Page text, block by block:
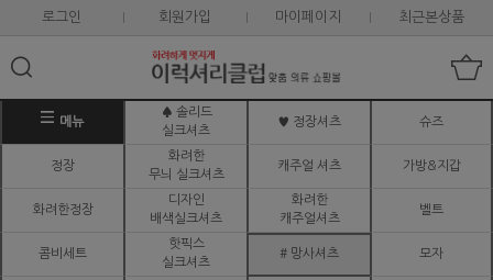
로그인 회원가입 마이페이지 최근본상품
메뉴
♠ 솔리드
실크셔츠
♥ 정장셔츠 슈즈
정장
화려한
무늬 실크셔츠
캐주얼 셔츠 가방&지갑
화려한정장
디자인
배색실크셔츠
화려한
캐주얼셔츠
벨트
콤비세트
핫픽스
실크셔츠
# 망사셔츠 모자